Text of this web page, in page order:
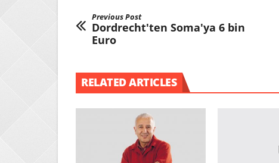
Previous Post
Dordrecht'ten Soma'ya 6 bin
Euro
RELATED ARTICLES